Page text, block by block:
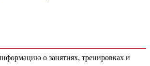
о занятиях, тренировках и